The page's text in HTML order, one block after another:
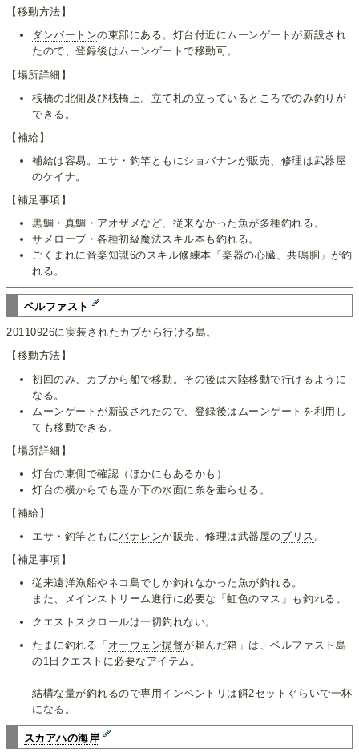
【移動方法】
ダンバートンの東部にある。灯台付近にムーンゲートが新設され
たので、登録後はムーンゲートで移動可。
【場所詳細】
桟橋の北側及び桟橋上。立て札の立っているところでのみ釣りが
できる。
【補給】
補給は容易。エサ・釣竿ともに ショバナンが販売、修理は武器屋
のケイナ 。
【補足事項】
黒鯛・真鯛・アオザメなど、従来なかった魚が多種釣れる。
サメローブ・各種初級魔法スキル本も釣れる。
ごくまれに音楽知識6のスキル修練本「楽器の心臓、共鳴胴」が釣
れる。
ベルファスト
20110926に実装されたカブから行ける島。
【移動方法】
初回のみ、カブから船で移動。その後は大陸移動で行けるように
なる。
ムーンゲートが新設されたので、登録後はムーンゲートを利用し
ても移動できる。
【場所詳細】
灯台の東側で確認（ほかにもあるかも）
灯台の横からでも遥か下の水面に糸を垂らせる。
【補給】
エサ・釣竿ともにバナレンが販売。修理は武器屋のブリス 。
【補足事項】
従来遠洋漁船やネコ島でしか釣れなかった魚が釣れる。
また、メインストリーム進行に必要な「虹色のマス」も釣れる。
クエストスクロールは一切釣れない。
たまに釣れる「 オーウェン提督が頼んだ箱」は、ベルファスト島
の1日クエストに必要なアイテム。
結構な量が釣れるので専用インベントリは餌2セットぐらいで一杯
になる。
スカアハの海岸